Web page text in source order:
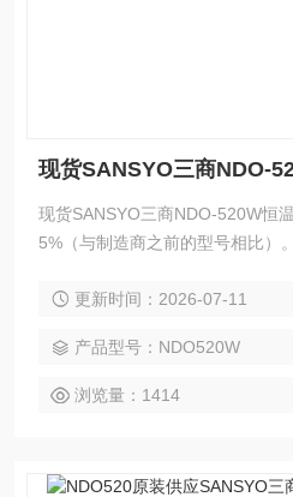
现货SANSYO三商NDO-
现货SANSYO三商NDO-520W恒
5%（与制造商之前的型号相比）。
更新时间：2026-07-11
产品型号：NDO520W
浏览量：1414